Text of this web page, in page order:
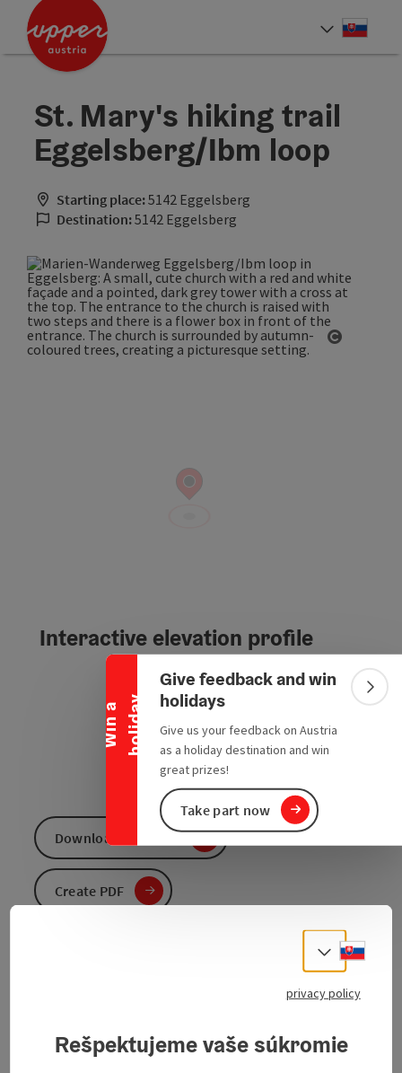
Accesskey
Accesskey
W
i
n
a
h
o
l
i
d
a y
Collapse banner
Give feedback and win
holidays
Give us your feedback on Austria
as a holiday destination and win
great prizes!
Take part now
St. Mary's hiking trail
Eggelsberg/Ibm loop
Starting place:5142 Eggelsberg
Destination:5142 Eggelsberg
Interactive elevation profile
Download GPS data
Create PDF
Select
privacy policy
Rešpektujeme vaše súkromie